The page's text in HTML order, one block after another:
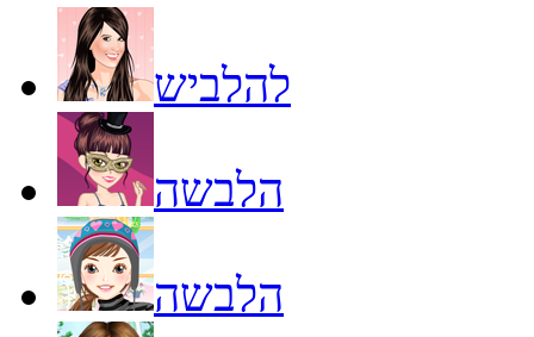
להלביש
הלבשה
הלבשה